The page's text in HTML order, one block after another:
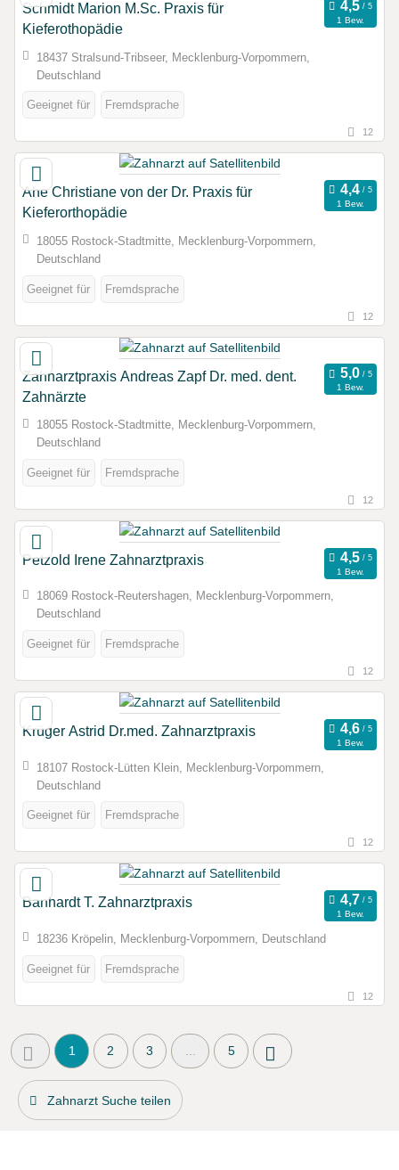
Schmidt Marion M.Sc. Praxis für
Kieferothopädie
1 Bew.
18437 Stralsund-Tribseer, Mecklenburg-Vorpommern,
Deutschland
Geeignet für Fremdsprache
12
Ahe Christiane von der Dr. Praxis für
Kieferorthopädie
1 Bew.
18055 Rostock-Stadtmitte, Mecklenburg-Vorpommern,
Deutschland
Geeignet für Fremdsprache
12
Zahnarztpraxis Andreas Zapf Dr. med. dent.
Zahnärzte
1 Bew.
18055 Rostock-Stadtmitte, Mecklenburg-Vorpommern,
Deutschland
Geeignet für Fremdsprache
12
Petzold Irene Zahnarztpraxis
1 Bew.
18069 Rostock-Reutershagen, Mecklenburg-Vorpommern,
Deutschland
Geeignet für Fremdsprache
12
Krüger Astrid Dr.med. Zahnarztpraxis
1 Bew.
18107 Rostock-Lütten Klein, Mecklenburg-Vorpommern,
Deutschland
Geeignet für Fremdsprache
12
Banhardt T. Zahnarztpraxis
1 Bew.
18236 Kröpelin, Mecklenburg-Vorpommern, Deutschland
Geeignet für Fremdsprache
12
1 2 3 5
Zahnarzt Suche teilen